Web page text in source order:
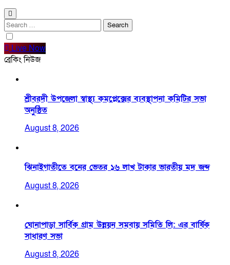
Search
for:
Live Now
ব্রেকিং নিউজ
শ্রীবরদী উপজেলা স্বাস্থ্য কমপ্লেক্সের ব্যবস্থাপনা কমিটির সভা
অনুষ্ঠিত
August 8, 2026
ঝিনাইগাতীতে বনের ভেতর ১৬ লাখ টাকার ভারতীয় মদ জব্দ
August 8, 2026
ঘোনাপাড়া সার্বিক গ্রাম উন্নয়ন সমবায় সমিতি লি: এর বার্ষিক
সাধারণ সভা
August 8, 2026